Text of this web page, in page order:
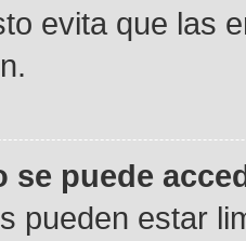
evita que las
se puede
pueden estar